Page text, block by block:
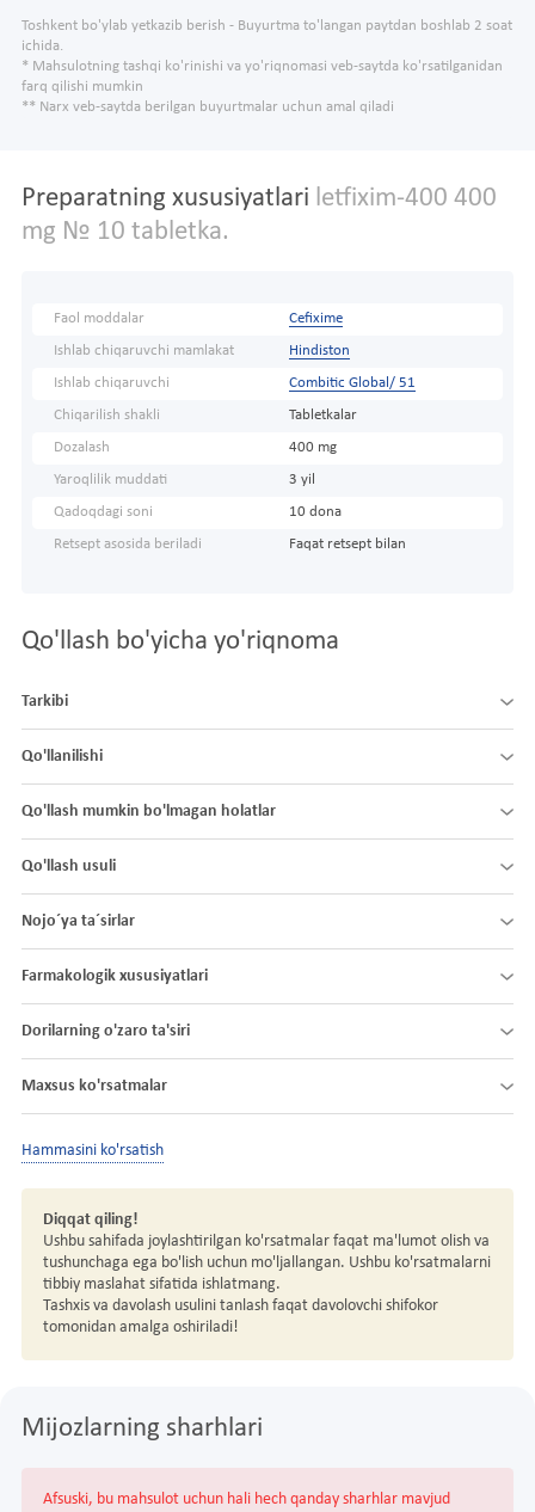
Toshkent bo'ylab yetkazib berish - Buyurtma to'langan paytdan boshlab 2 soat
ichida.
* Mahsulotning tashqi ko'rinishi va yo'riqnomasi veb-saytda ko'rsatilganidan
farq qilishi mumkin
** Narx veb-saytda berilgan buyurtmalar uchun amal qiladi
Preparatning xususiyatlari letfixim-400 400
mg № 10 tabletka.
Faol moddalar Cefixime
Ishlab chiqaruvchi mamlakat Hindiston
Ishlab chiqaruvchi Combitic Global/ 51
Chiqarilish shakli Tabletkalar
Dozalash 400 mg
Yaroqlilik muddati 3 yil
Qadoqdagi soni 10 dona
Retsept asosida beriladi Faqat retsept bilan
Qo'llash bo'yicha yo'riqnoma
Tarkibi
Qo'llanilishi
Qo'llash mumkin bo'lmagan holatlar
Qo'llash usuli
Nojo´ya ta´sirlar
Farmakologik xususiyatlari
Dorilarning o'zaro ta'siri
Maxsus ko'rsatmalar
Hammasini ko'rsatish
Diqqat qiling!
Ushbu sahifada joylashtirilgan ko'rsatmalar faqat ma'lumot olish va
tushunchaga ega bo'lish uchun mo'ljallangan. Ushbu ko'rsatmalarni
tibbiy maslahat sifatida ishlatmang.
Tashxis va davolash usulini tanlash faqat davolovchi shifokor
tomonidan amalga oshiriladi!
Mijozlarning sharhlari
Afsuski, bu mahsulot uchun hali hech qanday sharhlar mavjud